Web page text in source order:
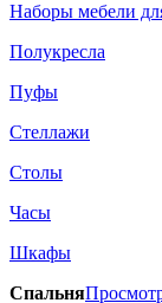
Наборы мебели
Полукресла
Пуфы
Стеллажи
Столы
Часы
Шкафы
Спальня